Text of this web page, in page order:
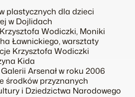
plastycznych dla dzieci
w Dojlidach
Wodiczki, Moniki
Ławnickiego, warsztaty
Krzysztofa Wodiczki
Kida
Arsenał w roku 2006
środków przyznanych
i Dziedzictwa Narodowego